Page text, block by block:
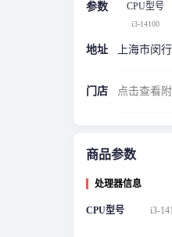
参数 CPU型号
i3-14100
地址 上海市闵
门店 点击查看
商品参数
处理器信息
CPU型号 i3-